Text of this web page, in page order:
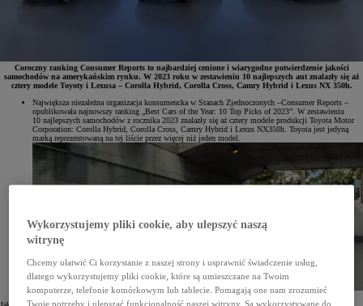
Coroczny ranking Consumer Reports to najbardziej cenione i wiarygodne potwierdzenie jakości
samochodów na amerykańskim rynku. W 2023 roku w zestawieniu 10 najlepszych aut znalazły się aż
cztery modele Toyoty i Lexusa – Corolla Hybrid, Corolla Cross, Camry Hybrid i Lexus NX 350h.
Największa niezależna organizacja konsumencka w Stanach Zjednoczonych –Consumer Reports –
opublikowała najnowszy ranking „Best Cars of the Year: 10 Top Picks of 2023”. W zestawieniu
10 najlepszych samochodów z rocznika 2023 znalazły się aż cztery modele produkcji Toyota Motor
Corporation: Corolla Hybrid, Corolla Cross, Camry Hybrid i Lexus NX350h. Toyota jest jedyną
marką reprezentowaną na tej liście przez więcej niż jeden model.
Wykorzystujemy pliki cookie, aby ulepszyć naszą
witrynę
Chcemy ułatwić Ci korzystanie z naszej strony i usprawnić świadczenie usług,
dlatego wykorzystujemy pliki cookie, które są umieszczane na Twoim
komputerze, telefonie komórkowym lub tablecie. Pomagają one nam zrozumieć
Twoje potrzeby i ulepszać funkcjonalność naszej witryny. Są wykorzystywane do